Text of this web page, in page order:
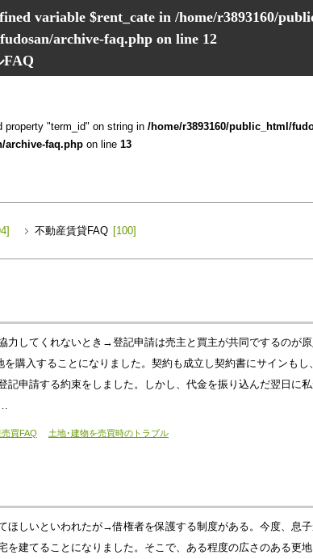
variable $rent_cate in /home/r3893160/
archive-faq.php on line 12
FAQ
property "term_id" on string in /home/r3893160/public_html/
archive-faq.php on line 13
不動産賃貸FAQ [100]
力してくれないとき→登記申請は売主と買主が共同でするのが
を購入することになりました。契約も成立し契約書にサインも
記申請する約束をしました。しかし、代金を振り込んだ翌日に
買FAQ 土地･建物を売買時のトラブル
ほしいといわれたが→借権者を保護する制度がある。今度、息
を建てることになりました。そこで、ある程度の広さのある更